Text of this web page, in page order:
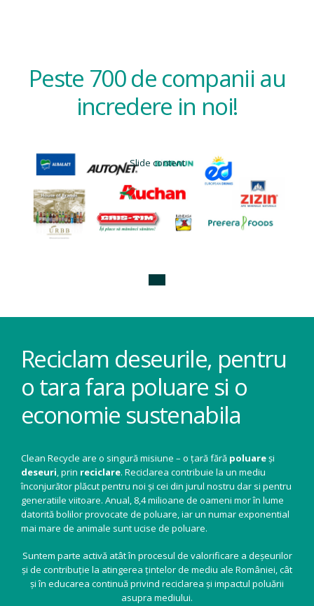
Peste 700 de companii au
incredere in noi!
Slide content
Reciclam deseurile, pentru
o tara fara poluare si o
economie sustenabila
Clean Recycle are o singură misiune – o țară fără poluareși
deseuri, prin reciclare. Reciclarea contribuie la un mediu
înconjurător plăcut pentru noi și cei din jurul nostru dar si pentru
generatiile viitoare. Anual, 8,4 milioane de oameni mor în lume
datorită bolilor provocate de poluare, iar un numar exponential
mai mare de animale sunt ucise de poluare.
Suntem parte activă atât în procesul de valorificare a deșeurilor
și de contribuție la atingerea țintelor de mediu ale României, cât
și în educarea continuă privind reciclarea și impactul poluării
asupra mediului.